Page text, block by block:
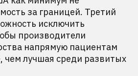
за границей. Третий
исключить
производители
напрямую пациентам
чем лучшая среди развитых